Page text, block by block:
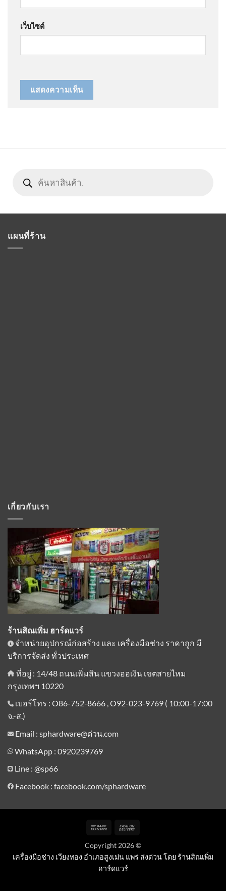
เว็บไซต์
search
แผนที่ร้าน
เกี่ยวกับเรา
ร้านสิณเพิ่ม ฮาร์ดแวร์
จำหน่ายอุปกรณ์ก่อสร้าง และ เครื่องมือช่าง ราคาถูก มี
บริการจัดส่ง ทั่วประเทศ
ที่อยู่ : 14/48 ถนนเพิ่มสิน แขวงออเงิน เขตสายไหม
กรุงเทพฯ 10220
เบอร์โทร : O86-752-8666 , O92-023-9769 ( 10:00-17:00
จ.-ส.)
Email : sphardware@ด่วน.com
WhatsApp : 0920239769
Line : @sp66
Facebook : facebook.com/sphardware
Bank
Delivery
Copyright 2026 ©
เครื่องมือช่าง เวียงทอง อำเภอสูงเม่น แพร่ ส่งด่วน โดย ร้านสิณเพิ่ม
ฮาร์ดแวร์